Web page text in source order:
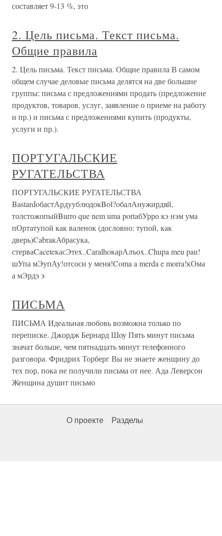
составляет 9-13 %, это
2. Цель письма. Текст письма.
Общие правила
2. Цель письма. Текст письма. Общие правила В самом
общем случае деловые письма делятся на две большие
группы: письма с предложениями продать (предложение
продуктов, товаров, услуг, заявление о приеме на работу
и пр.) и письма с предложениями купить (продукты,
услуги и пр.).
ПОРТУГАЛЬСКИЕ
РУГАТЕЛЬСТВА
ПОРТУГАЛЬСКИЕ РУГАТЕЛЬСТВА
BastardoбастАрдуублюдокBol?oбалАнужирдяй,
толстожопыйBurro que nem uma portaбУрро кэ нэм ума
пОртатупой как валенок (дословно: тупой, как
дверь)CabraкАбрасука,
стерваCaceteкасЭтеx..CaralhoкарАлъоx..Chupa meu pau!
шУпа мЭупАу!отсоси у меня!Coma a merda e morra!кОма
а мЭрдэ э
ПИСЬМА
ПИСЬМА Идеальная любовь возможна только по
переписке. Джордж Бернард Шоу Пять минут письма
значат больше, чем пятнадцать минут телефонного
разговора. Фридрих Торберг Вы не знаете женщину до
тех пор, пока не получили письма от нее. Ада Леверсон
Женщина душит письмо
О проекте Разделы